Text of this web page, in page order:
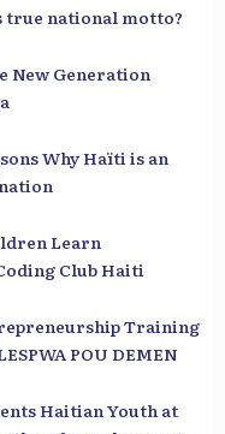
true national motto?
New Generation
Why Haïti is an
Learn
Club Haiti
Training
POU DEMEN
Haitian Youth at